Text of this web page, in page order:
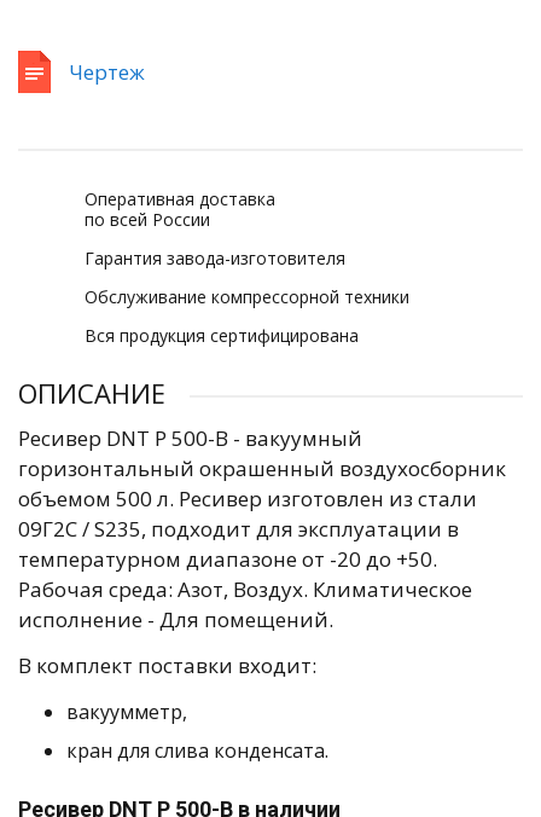
Чертеж
Оперативная доставка
по всей России
Гарантия завода-изготовителя
Обслуживание компрессорной техники
Вся продукция сертифицирована
ОПИСАНИЕ
Ресивер DNT Р 500-В - вакуумный
горизонтальный окрашенный воздухосборник
объемом 500 л. Ресивер изготовлен из стали
09Г2С / S235, подходит для эксплуатации в
температурном диапазоне от -20 до +50.
Рабочая среда: Азот, Воздух. Климатическое
исполнение - Для помещений.
В комплект поставки входит:
вакуумметр,
кран для слива конденсата.
Ресивер DNT Р 500-В в наличии